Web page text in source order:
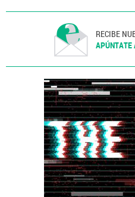
RECIBE
APÚNTATE